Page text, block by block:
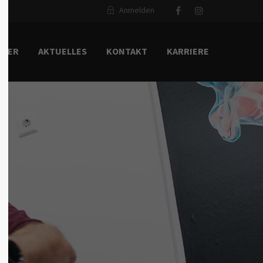
Aenean commodo ligula eget dolor.
Aenean massa. Cum sociis natoque
penatibus et magnis dis parturient
montes, nascetur ridiculus mus. Donec
Anmelden
AKTUELLES KONTAKT KARRIERE